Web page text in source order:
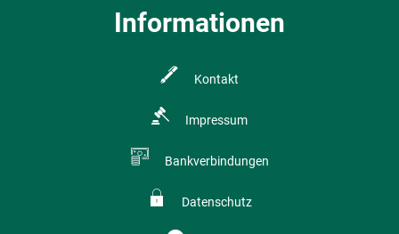
Informationen
Kontakt
Impressum
Bankverbindungen
Datenschutz